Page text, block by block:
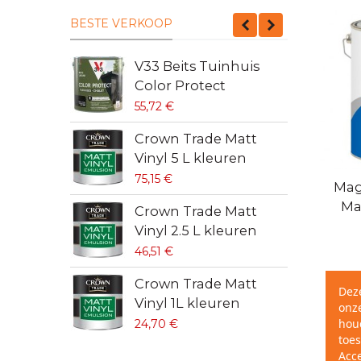
BESTE VERKOOP
V33 Beits Tuinhuis
Color Protect
55,72 €
Crown Trade Matt
Vinyl 5 L kleuren
75,15 €
Crown Trade Matt
Vinyl 2.5 L kleuren
46,51 €
Crown Trade Matt
Vinyl 1L kleuren
24,70 €